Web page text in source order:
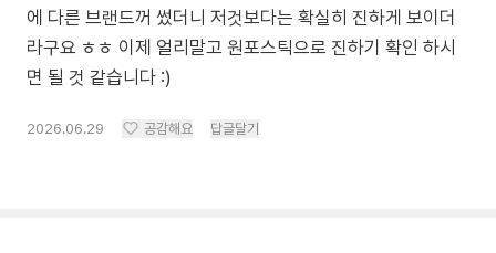
에 다른 브랜드꺼 썼더니 저것보다는 확실히 진하게 보이더
라구요 ㅎㅎ 이제 얼리말고 원포스틱으로 진하기 확인 하시
면 될 것 같습니다 :)
2026.06.29 공감해요 답글달기